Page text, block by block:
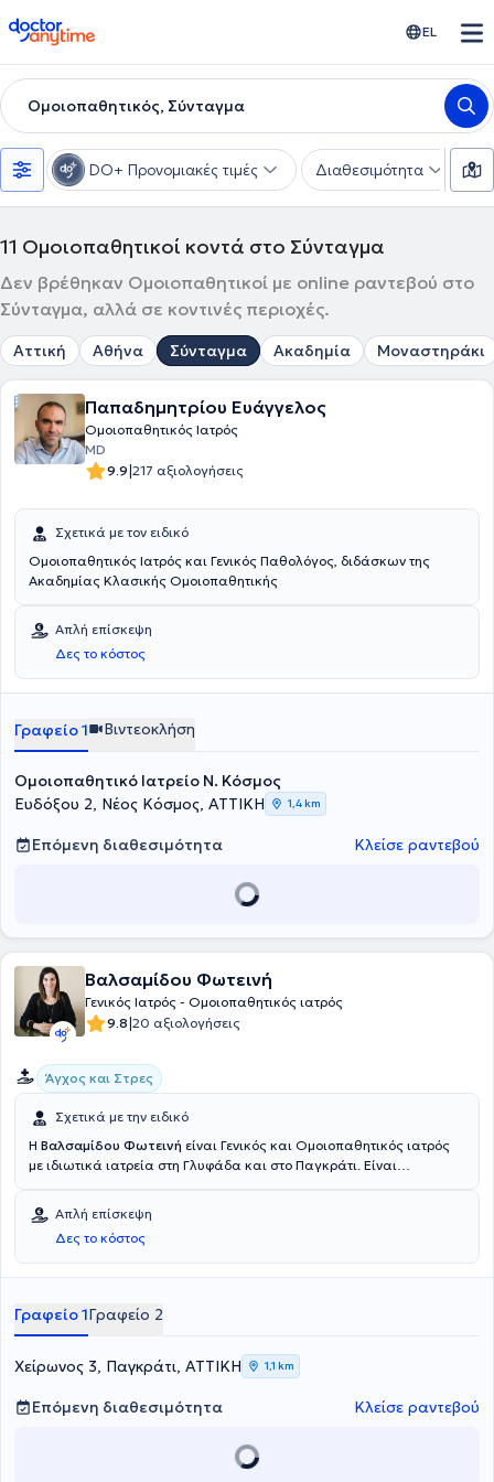
doctoranytime EL
Ομοιοπαθητικός, Σύνταγμα
DO+ Προνομιακές τιμές Διαθεσιμότητα
11 Ομοιοπαθητικοί κοντά στο Σύνταγμα
Δεν βρέθηκαν Ομοιοπαθητικοί με online ραντεβού στο
Σύνταγμα, αλλά σε κοντινές περιοχές.
Αττική Αθήνα Σύνταγμα Ακαδημία Μοναστηράκι
Παπαδημητρίου Ευάγγελος
Ομοιοπαθητικός Ιατρός
MD
9.9|217 αξιολογήσεις
Σχετικά με τον ειδικό
Ομοιοπαθητικός Ιατρός και Γενικός Παθολόγος, διδάσκων της
Ακαδημίας Κλασικής Ομοιοπαθητικής
Απλή επίσκεψη
Δες το κόστος
Γραφείο 1 Βιντεοκλήση
Ομοιοπαθητικό Ιατρείο Ν. Κόσμος
Ευδόξου 2, Νέος Κόσμος, ΑΤΤΙΚΗ
1,4 km
Επόμενη διαθεσιμότητα Κλείσε ραντεβού
Βαλσαμίδου Φωτεινή
Γενικός Ιατρός - Ομοιοπαθητικός ιατρός
9.8|20 αξιολογήσεις
Άγχος και Στρες
Σχετικά με την ειδικό
Η Βαλσαμίδου Φωτεινή είναι Γενικός και Ομοιοπαθητικός ιατρός
με ιδιωτικά ιατρεία στη Γλυφάδα και στο Παγκράτι. Είναι
Πανεπιστημίου Αθηνών και είναι διπλωματούχος της Διεθνούς
Ακαδημίας Ομοιοπαθητικής. Έχει ειδικευτεί στη γενική ιατρική στο
Γενικό Νοσοκομείο Αθηνών "Κοργιαλένειο - Μπενάκειο" και στο
Κέντρο Υγείας Μαρκόπουλου. Η γιατρός προσφέρει εξατομικευμένη
Στο ιδιωτικό της ιατρείο αντιμετωπίζει παθήσεις,όπως αλλεργικές
παθήσεις, δυσκοιλιότητα, δυσμηνόροια, πολυκυστικές ωοθήκες,
ψωρίαση.
Απλή επίσκεψη
Δες το κόστος
Γραφείο 1Γραφείο 2
Χείρωνος 3, Παγκράτι, ΑΤΤΙΚΗ 1,1 km
Επόμενη διαθεσιμότητα Κλείσε ραντεβού